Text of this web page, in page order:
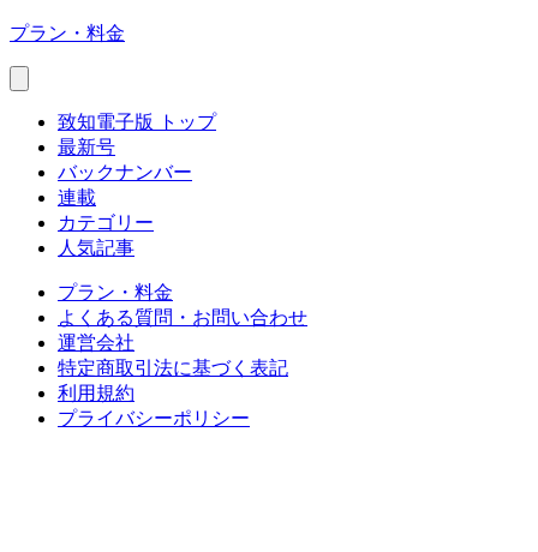
プラン・料金
致知電子版 トップ
最新号
バックナンバー
連載
カテゴリー
人気記事
プラン・料金
よくある質問・お問い合わせ
運営会社
特定商取引法に基づく表記
利用規約
プライバシーポリシー